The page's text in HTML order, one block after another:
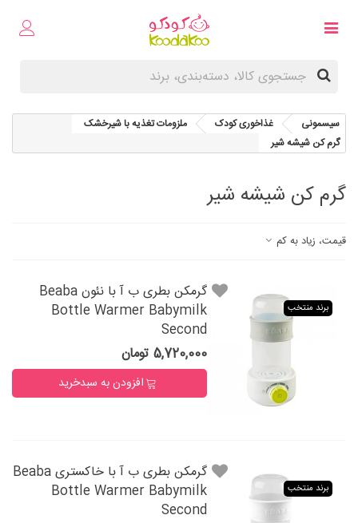
سیسمونی غذاخوری کودک
ملزومات تغذیه با شیرخشک
گرم کن شیشه شیر
گرم کن شیشه شیر
قیمت، زیاد به کم
برند منتخب
گرمکن بطری ب آ با نئون Beaba
Bottle Warmer Babymilk
Second
5,720,000 تومان
افزودن به سبدخرید
برند منتخب
گرمکن بطری ب آ با خاکستری Beaba
Bottle Warmer Babymilk
Second